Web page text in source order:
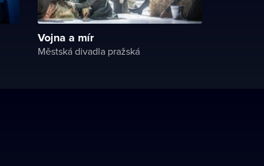
Vojna a mír
Městská divadla pražská